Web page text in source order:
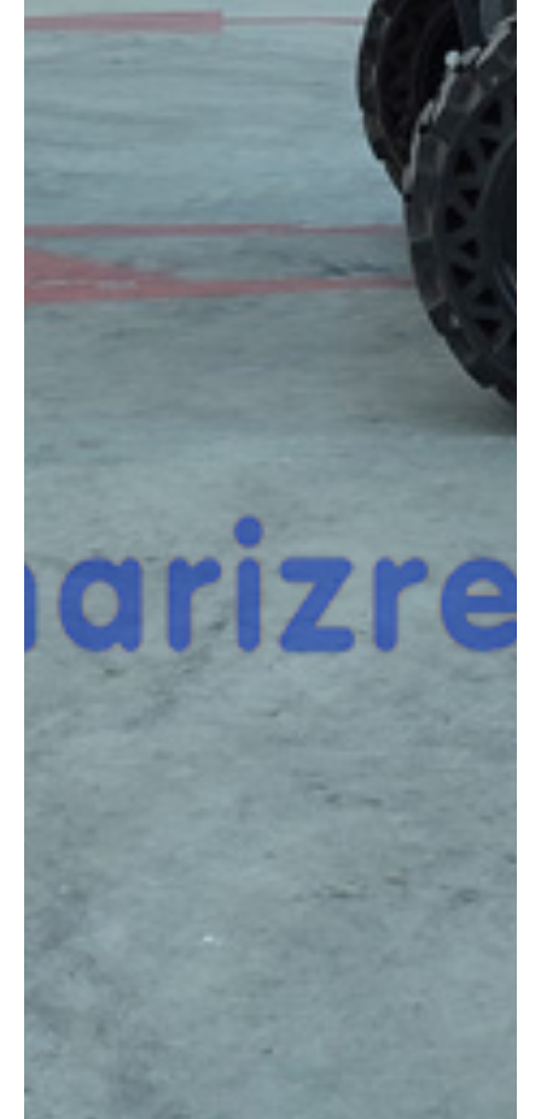
Motor:Diésel
¿Tienes dudas a la hora de elegir la máquina que
Compara esta y otras máquinas desde el siguiente botón o ponte
en contacto con nosotros para un asesoramiento más personal.
esta máquina?
Rellena este formulario y recibiremos tu solicitud
sobre esta máquina para ponernos en contacto
directo contigo.
HAULOTTE HA16RTJ PRO